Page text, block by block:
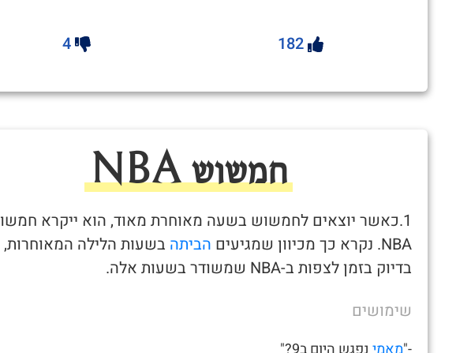
182
4
חמשוש NBA
1.כאשר יוצאים לחמשוש בשעה מאוחרת מאוד, הוא ייקרא
NBA. נקרא כך מכיוון שמגיעים
הביתה בשעות הלילה המאוחרות,
בדיוק בזמן לצפות ב-NBA שמשודר בשעות אלה.
שימושים